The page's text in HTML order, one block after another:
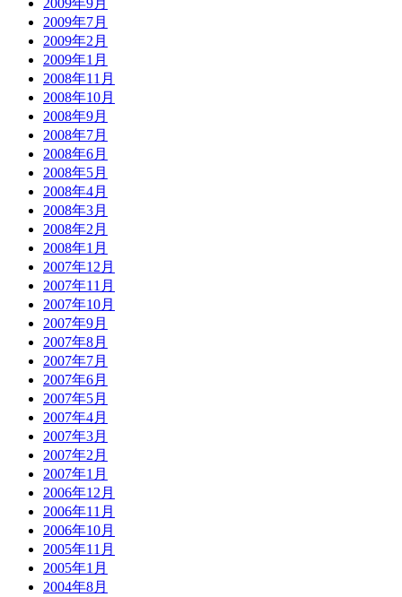
2009年7月
2009年2月
2009年1月
2008年11月
2008年10月
2008年9月
2008年7月
2008年6月
2008年5月
2008年4月
2008年3月
2008年2月
2008年1月
2007年12月
2007年11月
2007年10月
2007年9月
2007年8月
2007年7月
2007年6月
2007年5月
2007年4月
2007年3月
2007年2月
2007年1月
2006年12月
2006年11月
2006年10月
2005年11月
2005年1月
2004年8月